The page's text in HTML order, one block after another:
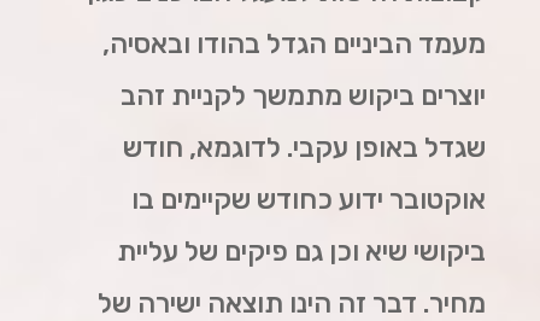
מעמד הביניים הגדל בהודו ובאסיה,
יוצרים ביקוש מתמשך לקניית זהב
שגדל באופן עקבי. לדוגמא, חודש
אוקטובר ידוע כחודש שקיימים בו
ביקושי שיא וכן גם פיקים של עליית
מחיר. דבר זה הינו תוצאה ישירה של